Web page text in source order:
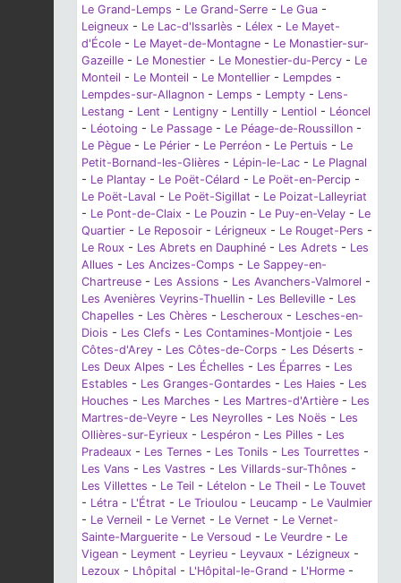
Le Grand-Lemps - Le Grand-Serre - Le Gua -
Leigneux - Le Lac-d'Issarlès - Lélex - Le Mayet-
d'École - Le Mayet-de-Montagne - Le Monastier-sur-
Gazeille - Le Monestier - Le Monestier-du-Percy - Le
Monteil - Le Monteil - Le Montellier - Lempdes -
Lempdes-sur-Allagnon - Lemps - Lempty - Lens-
Lestang - Lent - Lentigny - Lentilly - Lentiol - Léoncel
- Léotoing - Le Passage - Le Péage-de-Roussillon -
Le Pègue - Le Périer - Le Perréon - Le Pertuis - Le
Petit-Bornand-les-Glières - Lépin-le-Lac - Le Plagnal
- Le Plantay - Le Poët-Célard - Le Poët-en-Percip -
Le Poët-Laval - Le Poët-Sigillat - Le Poizat-Lalleyriat
- Le Pont-de-Claix - Le Pouzin - Le Puy-en-Velay - Le
Quartier - Le Reposoir - Lérigneux - Le Rouget-Pers -
Le Roux - Les Abrets en Dauphiné - Les Adrets - Les
Allues - Les Ancizes-Comps - Le Sappey-en-
Chartreuse - Les Assions - Les Avanchers-Valmorel -
Les Avenières Veyrins-Thuellin - Les Belleville - Les
Chapelles - Les Chères - Lescheroux - Lesches-en-
Diois - Les Clefs - Les Contamines-Montjoie - Les
Côtes-d'Arey - Les Côtes-de-Corps - Les Déserts -
Les Deux Alpes - Les Échelles - Les Éparres - Les
Estables - Les Granges-Gontardes - Les Haies - Les
Houches - Les Marches - Les Martres-d'Artière - Les
Martres-de-Veyre - Les Neyrolles - Les Noës - Les
Ollières-sur-Eyrieux - Lespéron - Les Pilles - Les
Pradeaux - Les Ternes - Les Tonils - Les Tourrettes -
Les Vans - Les Vastres - Les Villards-sur-Thônes -
Les Villettes - Le Teil - Lételon - Le Theil - Le Touvet
- Létra - L'Étrat - Le Trioulou - Leucamp - Le Vaulmier
- Le Verneil - Le Vernet - Le Vernet - Le Vernet-
Sainte-Marguerite - Le Versoud - Le Veurdre - Le
Vigean - Leyment - Leyrieu - Leyvaux - Lézigneux -
Lezoux - Lhôpital - L'Hôpital-le-Grand - L'Horme -